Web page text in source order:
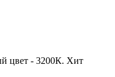
цвет - 3200К. Хит